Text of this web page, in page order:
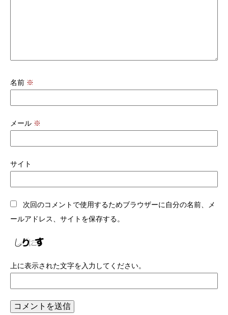
名前 ※
メール ※
サイト
次回のコメントで使用するためブラウザーに自分の名前、メ
ールアドレス、サイトを保存する。
上に表示された文字を入力してください。